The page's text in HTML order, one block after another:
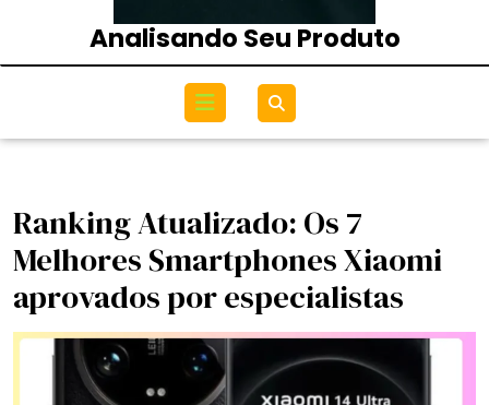
Analisando Seu Produto
Open
Menu
Ranking Atualizado: Os 7
Melhores Smartphones Xiaomi
aprovados por especialistas